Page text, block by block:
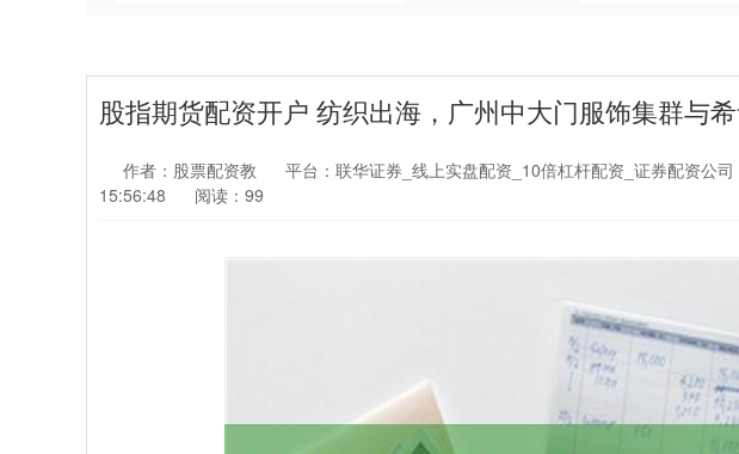
股指期货配资开户 纺织出海，广州中大门服饰集群与
作者：股票配资教 平台：联华证券_线上实盘配资_10倍杠杆配资_证券配资公司
15:56:48
阅读：99